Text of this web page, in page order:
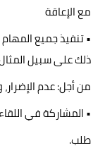
مع الإعاقة
• تنفيذ جميع
ذلك على سبيل
من أجل: عدم الإضرار،
• المشاركة في
طلب.